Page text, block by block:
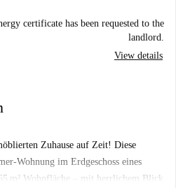
certificate has been requested to the
landlord.
View details
Zuhause auf Zeit! Diese
Wohnung im Erdgeschoss eines
m² Wohnfläche – mit herrlichem Blick